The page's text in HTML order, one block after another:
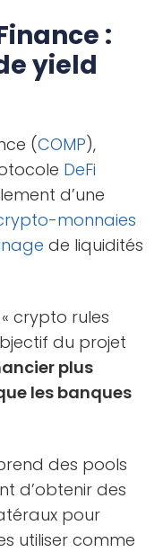
:
yield
(COMP),
DeFi
d’une
monnaies
de liquidités
« crypto rules
du projet
plus
les banques
des pools
d’obtenir des
pour
utiliser comme